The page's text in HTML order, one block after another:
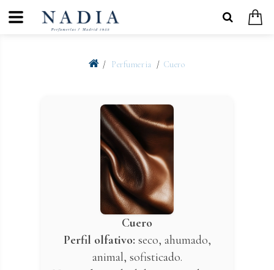
Perfumeria Cuero
Cuero
Perfil olfativo: seco, ahumado,
animal, sofisticado.